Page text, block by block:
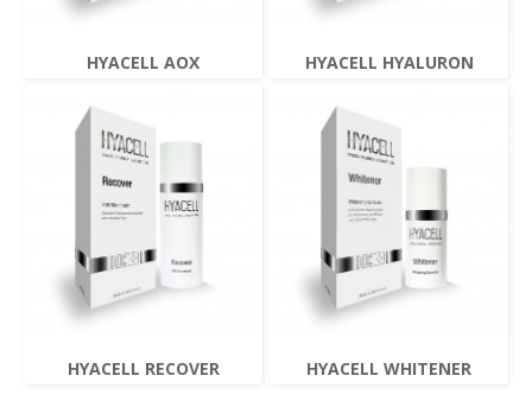
HYACELL AOX HYACELL HYALURON
HYACELL RECOVER HYACELL WHITENER